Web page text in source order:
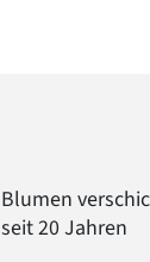
Blumen
seit 20 Jahren